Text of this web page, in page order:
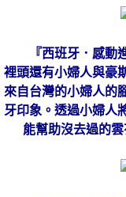
『西班牙．感動
裡頭還有小婦人與豪
來自台灣的小婦人的
牙印象。透過小婦人
能幫助沒去過的